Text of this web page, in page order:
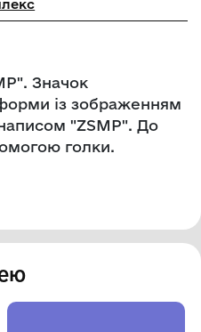
Значок
із зображенням
"ZSMP". До
голки.